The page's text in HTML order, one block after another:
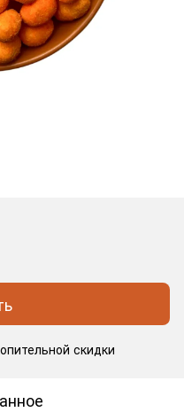
скидки